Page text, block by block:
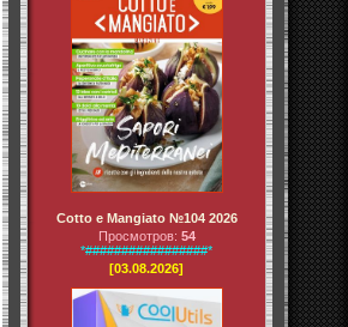
Cotto e Mangiato №104 2026
Просмотров: 54
*#################*
[03.08.2026]